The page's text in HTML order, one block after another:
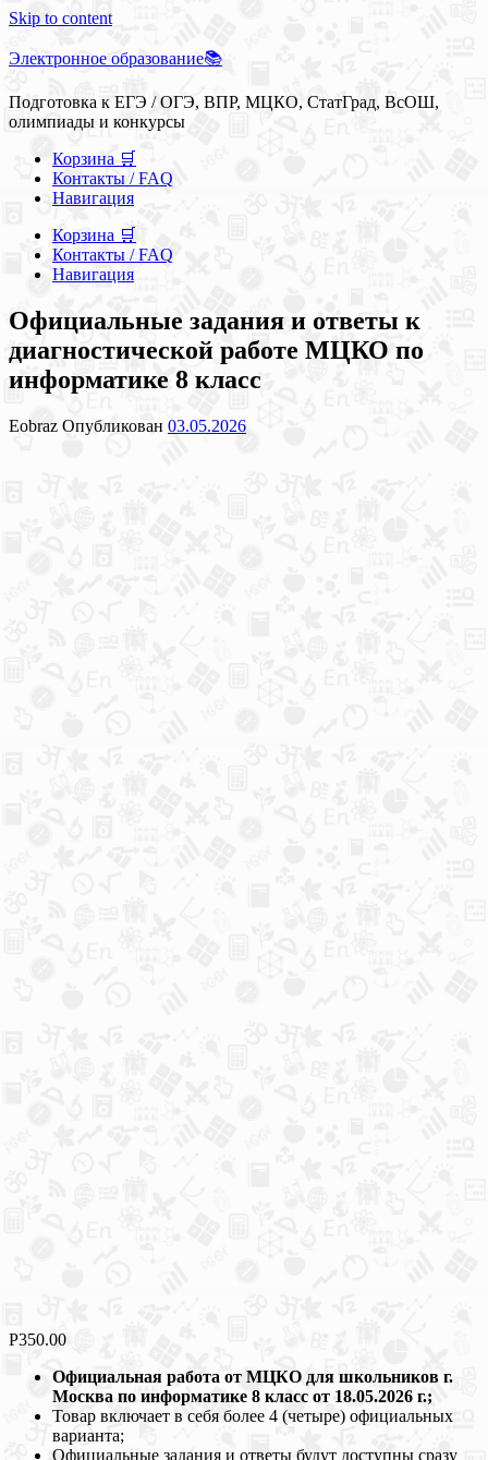
Skip to content
Электронное образование📚
Подготовка к ЕГЭ / ОГЭ, ВПР, МЦКО, СтатГрад, ВсОШ,
олимпиады и конкурсы
Корзина 🛒
Контакты / FAQ
Навигация
Корзина 🛒
Контакты / FAQ
Навигация
Официальные задания и ответы к
диагностической работе МЦКО по
информатике 8 класс
Eobraz Опубликован 03.05.2026
Р350.00
Официальная работа от МЦКО для школьников г.
Москва по информатике 8 класс от 18.05.2026 г.;
Товар включает в себя более 4 (четыре) официальных
варианта;
Официальные задания и ответы будут доступны сразу